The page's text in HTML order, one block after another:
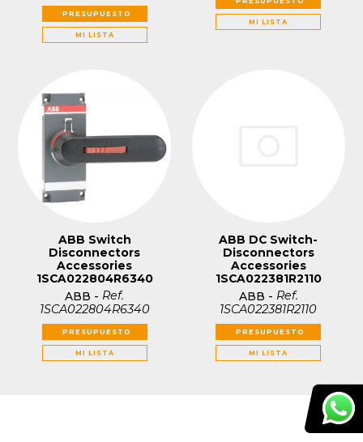
PRESUPUESTO
MI LISTA
MI LISTA
ABB Switch
Disconnectors
Accessories
1SCA022804R6340
ABB - Ref.
1SCA022804R6340
PRESUPUESTO
MI LISTA
ABB DC Switch-
Disconnectors
Accessories
1SCA022381R2110
ABB - Ref.
1SCA022381R2110
PRESUPUESTO
MI LISTA